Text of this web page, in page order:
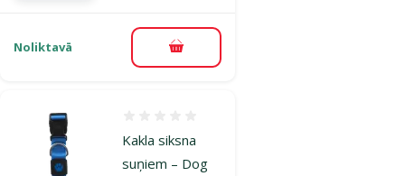
Noliktavā Pievienot grozam
Kakla siksna
suņiem – Dog